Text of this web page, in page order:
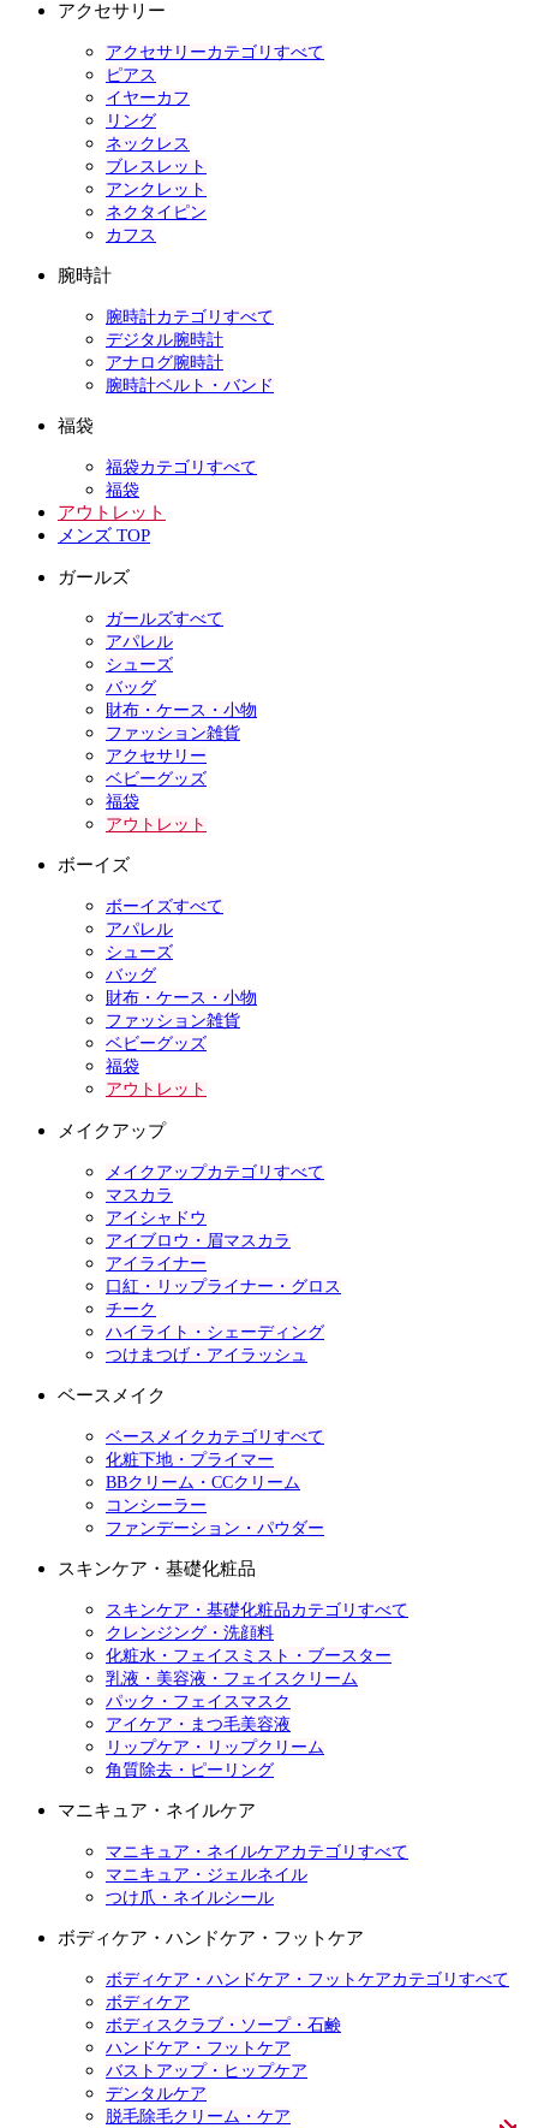
アクセサリー
アクセサリーカテゴリすべて
ピアス
イヤーカフ
リング
ネックレス
ブレスレット
アンクレット
ネクタイピン
カフス
腕時計
腕時計カテゴリすべて
デジタル腕時計
アナログ腕時計
腕時計ベルト・バンド
福袋
福袋カテゴリすべて
福袋
アウトレット
メンズ TOP
ガールズ
ガールズすべて
アパレル
シューズ
バッグ
財布・ケース・小物
ファッション雑貨
アクセサリー
ベビーグッズ
福袋
アウトレット
ボーイズ
ボーイズすべて
アパレル
シューズ
バッグ
財布・ケース・小物
ファッション雑貨
ベビーグッズ
福袋
アウトレット
メイクアップ
メイクアップカテゴリすべて
マスカラ
アイシャドウ
アイブロウ・眉マスカラ
アイライナー
口紅・リップライナー・グロス
チーク
ハイライト・シェーディング
つけまつげ・アイラッシュ
ベースメイク
ベースメイクカテゴリすべて
化粧下地・プライマー
BBクリーム・CCクリーム
コンシーラー
ファンデーション・パウダー
スキンケア・基礎化粧品
スキンケア・基礎化粧品カテゴリすべて
クレンジング・洗顔料
化粧水・フェイスミスト・ブースター
乳液・美容液・フェイスクリーム
パック・フェイスマスク
アイケア・まつ毛美容液
リップケア・リップクリーム
角質除去・ピーリング
マニキュア・ネイルケア
マニキュア・ネイルケアカテゴリすべて
マニキュア・ジェルネイル
つけ爪・ネイルシール
ボディケア・ハンドケア・フットケア
ボディケア・ハンドケア・フットケアカテゴリすべて
ボディケア
ボディスクラブ・ソープ・石鹸
ハンドケア・フットケア
バストアップ・ヒップケア
デンタルケア
脱毛除毛クリーム・ケア